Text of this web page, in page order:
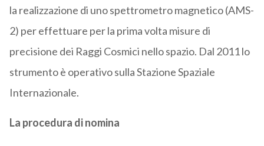
la realizzazione di uno spettrometro magnetico (AMS-
2) per effettuare per la prima volta misure di
precisione dei Raggi Cosmici nello spazio. Dal 2011 lo
strumento è operativo sulla Stazione Spaziale
Internazionale.
La procedura di nomina